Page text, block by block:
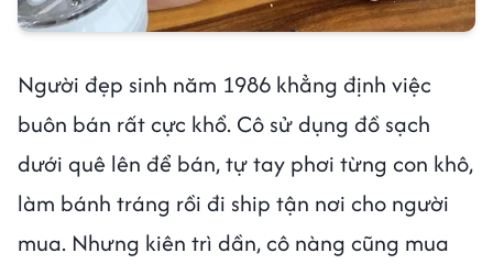
Người đẹp sinh năm 1986 khẳng định việc
buôn bán rất cực khổ. Cô sử dụng đồ sạch
dưới quê lên để bán, tự tay phơi từng con khô,
làm bánh tráng rồi đi ship tận nơi cho người
mua. Nhưng kiên trì dần, cô nàng cũng mua